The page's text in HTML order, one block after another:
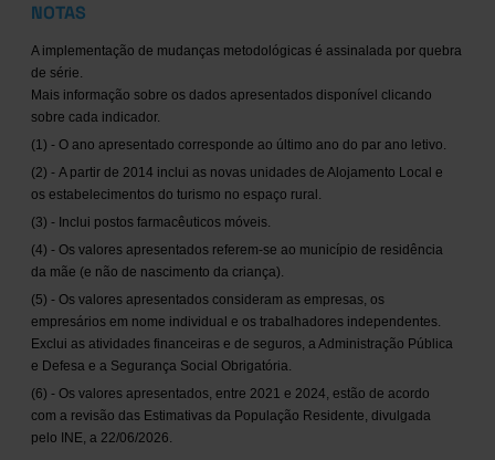
NOTAS
A implementação de mudanças metodológicas é assinalada por quebra
de série.
Mais informação sobre os dados apresentados disponível clicando
sobre cada indicador.
(1) - O ano apresentado corresponde ao último ano do par ano letivo.
(2) - A partir de 2014 inclui as novas unidades de Alojamento Local e
os estabelecimentos do turismo no espaço rural.
(3) - Inclui postos farmacêuticos móveis.
(4) - Os valores apresentados referem-se ao município de residência
da mãe (e não de nascimento da criança).
(5) - Os valores apresentados consideram as empresas, os
empresários em nome individual e os trabalhadores independentes.
Exclui as atividades financeiras e de seguros, a Administração Pública
e Defesa e a Segurança Social Obrigatória.
(6) - Os valores apresentados, entre 2021 e 2024, estão de acordo
com a revisão das Estimativas da População Residente, divulgada
pelo INE, a 22/06/2026.